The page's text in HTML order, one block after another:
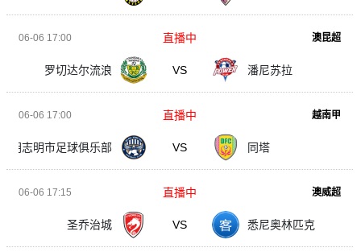
06-06 17:00 澳昆超
罗切达尔流浪 VS 潘尼苏拉
直播中
06-06 17:00 越南甲
胡志明市足球俱乐部 VS 同塔
直播中
06-06 17:15 澳威超
圣乔治城 VS 悉尼奥林匹克
直播中